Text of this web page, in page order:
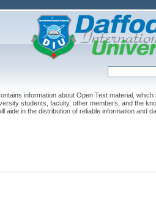
information about Open Text material,
students, faculty, other members, and the
aide in the distribution of reliable information and